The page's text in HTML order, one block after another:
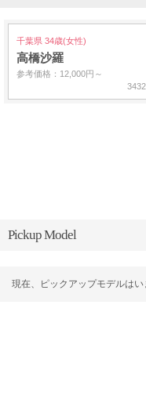
千葉県 34歳(女性)
高橋沙羅
参考価格：12,000円～
Pickup Model
現在、ピックアップモデルはい